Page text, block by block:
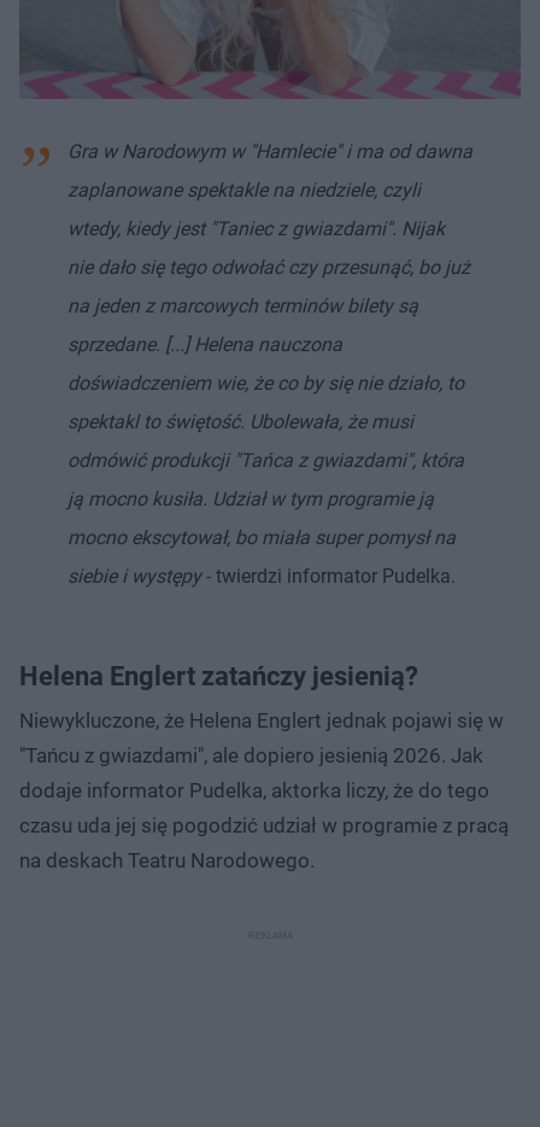
Gra w Narodowym w "Hamlecie" i ma od dawna
zaplanowane spektakle na niedziele, czyli
wtedy, kiedy jest "Taniec z gwiazdami". Nijak
nie dało się tego odwołać czy przesunąć, bo już
na jeden z marcowych terminów bilety są
sprzedane. [...] Helena nauczona
doświadczeniem wie, że co by się nie działo, to
spektakl to świętość. Ubolewała, że musi
odmówić produkcji "Tańca z gwiazdami", która
ją mocno kusiła. Udział w tym programie ją
mocno ekscytował, bo miała super pomysł na
siebie i występy- twierdzi informator Pudelka.
Helena Englert zatańczy jesienią?
Niewykluczone, że Helena Englert jednak pojawi się w
"Tańcu z gwiazdami", ale dopiero jesienią 2026. Jak
dodaje informator Pudelka, aktorka liczy, że do tego
czasu uda jej się pogodzić udział w programie z pracą
na deskach Teatru Narodowego.